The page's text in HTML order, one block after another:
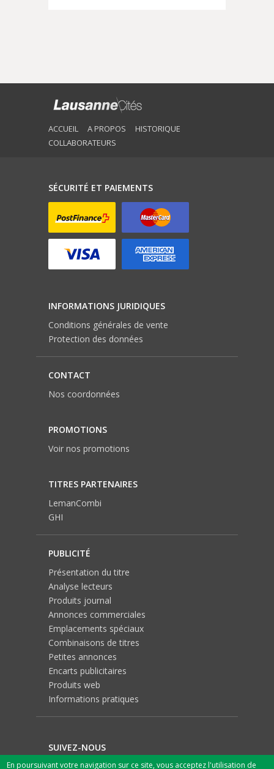
ACCUEIL A PROPOS
HISTORIQUE
COLLABORATEURS
SÉCURITÉ ET PAIEMENTS
INFORMATIONS JURIDIQUES
Conditions générales de vente
Protection des données
CONTACT
Nos coordonnées
PROMOTIONS
Voir nos promotions
TITRES PARTENAIRES
LemanCombi
GHI
PUBLICITÉ
Présentation du titre
Analyse lecteurs
Produits journal
Annonces commerciales
Emplacements spéciaux
Combinaisons de titres
Petites annonces
Encarts publicitaires
Produits web
Informations pratiques
SUIVEZ-NOUS
En poursuivant votre navigation sur ce site, vous acceptez l'utilisation de